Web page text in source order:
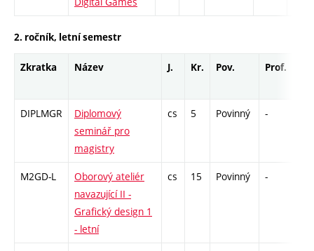
2. ročník, letní semestr
Zkratka Název J. Kr. Pov. Prof.
DIPLMGR
Diplomový
seminář pro
magistry
cs 5 Povinný -
M2GD-L
Oborový ateliér
navazující II -
Grafický design 1
- letní
cs 15 Povinný -